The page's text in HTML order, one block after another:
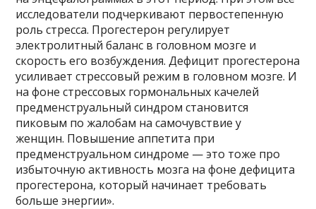
исследователи подчеркивают первостепенную
роль стресса. Прогестерон регулирует
электролитный баланс в головном мозге и
скорость его возбуждения. Дефицит прогестерона
усиливает стрессовый режим в головном мозге. И
на фоне стрессовых гормональных качелей
предменструальный синдром становится
пиковым по жалобам на самочувствие у
женщин. Повышение аппетита при
предменструальном синдроме — это тоже про
избыточную активность мозга на фоне дефицита
прогестерона, который начинает требовать
больше энергии».